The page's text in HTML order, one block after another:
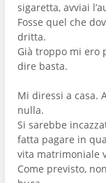
sigaretta, avviai
Fosse quel che
dritta.
Già troppo mi ero
dire basta.
Mi diressi a casa.
nulla.
Si sarebbe
fatta pagare in
vita matrimoniale
Come previsto,